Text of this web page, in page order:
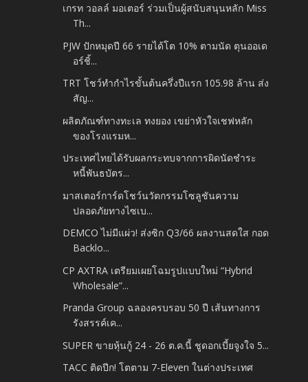
เกรท วอลล์ มอเตอร์ ร่วมเป็นผู้สนับสนุนหลัก Miss
Th...
PJW ปักหมุดปี 66 รายได้โต 10% ตามนัด ตุนออเด
อร์ชิ้...
TRT โชว์ทำกำไรขั้นต้นครึ่งปีแรก 105.98 ล้าน ส่ง
สัญ...
ผลิตภัณฑ์ทางทะเล ทงยอง เขย่าหัวใจเชฟหลัก
ของโรงแรมห...
ประเทศไทยได้รับผลกระทบจากการผิดนัดชำระ
หนี้พันธบัตร...
มาสเตอร์การ์ดโชว์นวัตกรรมโซลูชันความ
ปลอดภัยทางไซเบ...
DEMCO ไม่มีแผ่ว! ส่งซิก Q3/66 ผลงานสดใส กอด
Backlo...
CP AXTRA เตรียมเผยโฉมรูปแบบใหม่ “Hybrid
Wholesale”...
Pranda Group ฉลองครบรอบ 50 ปี เส้นทางการ
รังสรรค์เค...
SUPER ขายหุ้นกู้ 24 - 26 ต.ค.นี้ ชูดอกเบี้ยจูงใจ 5...
TACC ติดปีก! โตตาม 7-Eleven ในต่างประเทศ